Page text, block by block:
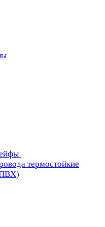
термостойкие